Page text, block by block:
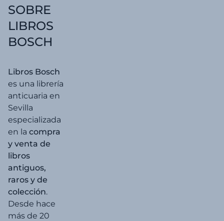
SOBRE
LIBROS
BOSCH
Libros Bosch
es una librería
anticuaria en
Sevilla
especializada
en la compra
y venta de
libros
antiguos,
raros y de
colección.
Desde hace
más de 20